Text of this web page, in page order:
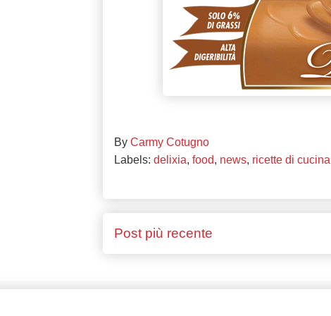
By Carmy Cotugno
Labels: delixia, food, news, ricette di cucina
Post più recente